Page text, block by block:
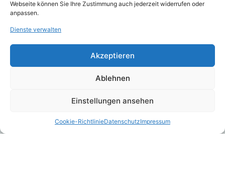
Webseite können Sie Ihre Zustimmung auch jederzeit widerrufen oder
anpassen.
Dienste verwalten
Akzeptieren
Ablehnen
Einstellungen ansehen
Cookie-RichtlinieDatenschutzImpressum
ASCORE Analyse veröffentlicht
Scoring-Jahrgang 2026 für
Einkommenssicherung, Pflege-
und Todesfallabsicherung
Landeskrankenhilfe V.V.a.G.: LKH-